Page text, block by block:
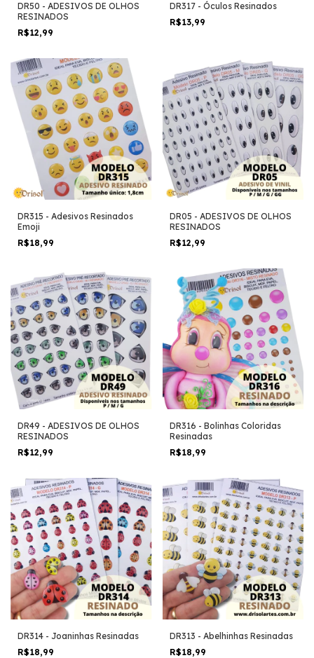
DR50 - ADESIVOS DE OLHOS
RESINADOS
R$12,99
DR317 - Óculos Resinados
R$13,99
DR315 - Adesivos Resinados
Emoji
R$18,99
DR05 - ADESIVOS DE OLHOS
RESINADOS
R$12,99
DR49 - ADESIVOS DE OLHOS
RESINADOS
R$12,99
DR316 - Bolinhas Coloridas
Resinadas
R$18,99
DR314 - Joaninhas Resinadas
R$18,99
DR313 - Abelhinhas Resinadas
R$18,99